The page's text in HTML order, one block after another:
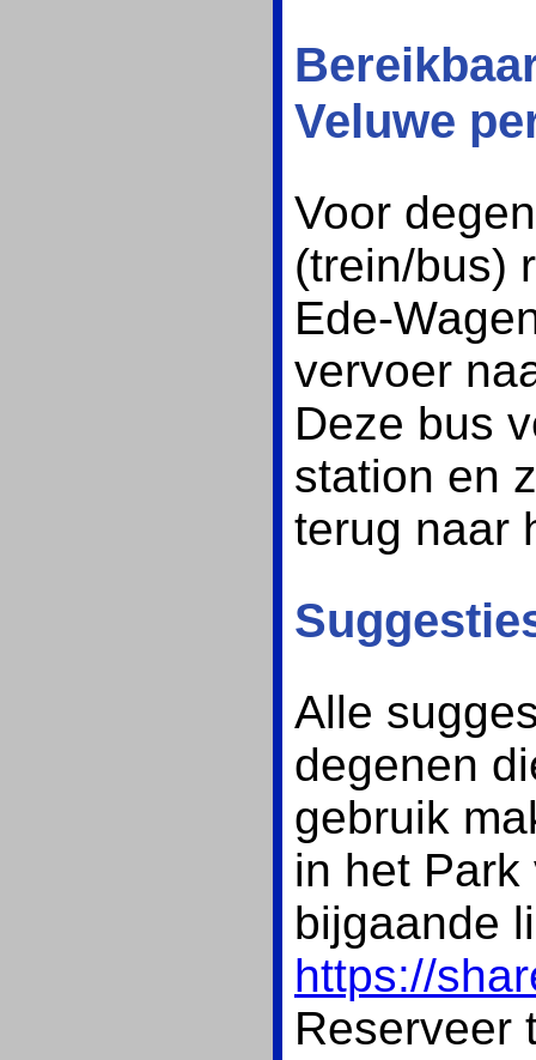
Veluwe
Voor
(trein/bus)
Ede-
vervoer
Deze bus
station en
terug naar
Alle
degenen
gebruik
in het
bijgaande
https://
Reserveer